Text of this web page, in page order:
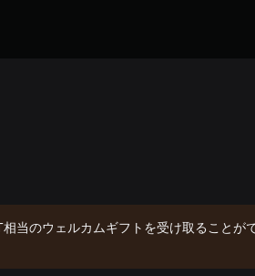
当のウェルカムギフトを受け取ることが